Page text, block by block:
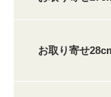
お取り寄せ